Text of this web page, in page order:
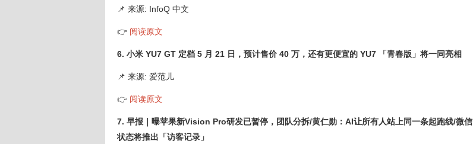
📌 来源: InfoQ 中文
👉 阅读原文
6. 小米 YU7 GT 定档 5 月 21 日，预计售价 40 万，还有更便宜的 YU7 「青春版」将一同亮相
📌 来源: 爱范儿
👉 阅读原文
7. 早报｜曝苹果新Vision Pro研发已暂停，团队分拆/黄仁勋：AI让所有人站上同一条起跑线/微信
状态将推出「访客记录」